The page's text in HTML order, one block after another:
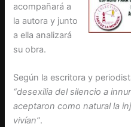
acompañará a
la autora y junto
a ella analizará
su obra.
Según la escritora y
“desexilia del silencio a
aceptaron como natural la
vivían”.